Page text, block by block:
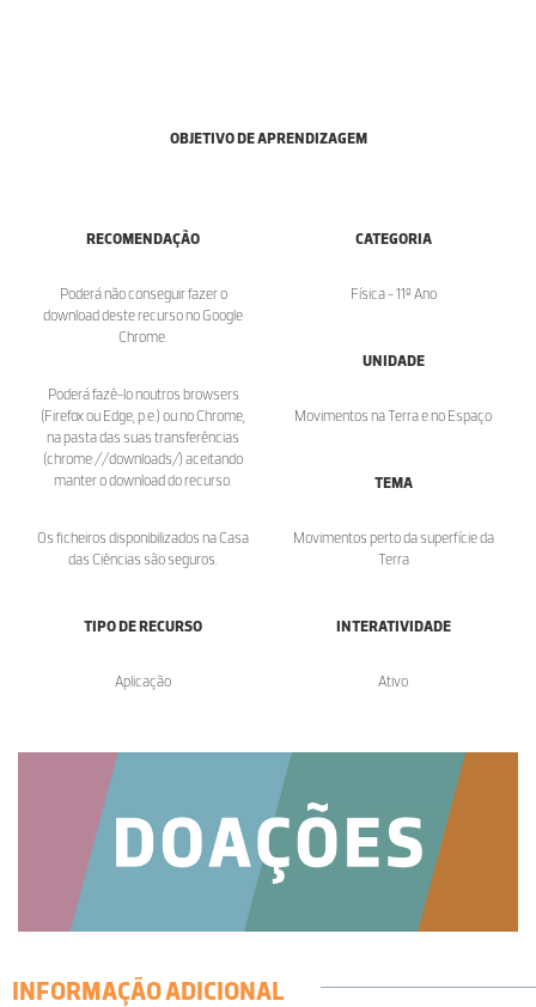
OBJETIVO DE APRENDIZAGEM
RECOMENDAÇÃO
Poderá não conseguir fazer o
download deste recurso no Google
Chrome.
Poderá fazê-lo noutros browsers
(Firefox ou Edge, p.e.) ou no Chrome,
na pasta das suas transferências
(chrome://downloads/) aceitando
manter o download do recurso.
Os ficheiros disponibilizados na Casa
das Ciências são seguros.
CATEGORIA
Física - 11º Ano
UNIDADE
Movimentos na Terra e no Espaço
TEMA
Movimentos perto da superfície da
Terra
TIPO DE RECURSO
Aplicação
INTERATIVIDADE
Ativo
INFORMAÇÃO ADICIONAL